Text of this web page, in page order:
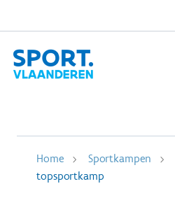
Home Sportkampen
topsportkamp